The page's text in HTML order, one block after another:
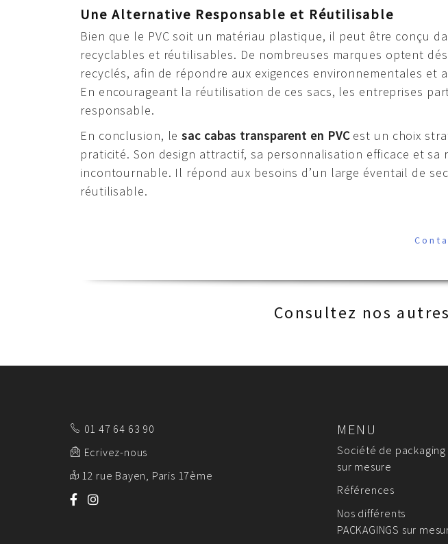
Une Alternative Responsable et Réutilisable
Bien que le PVC soit un matériau plastique, il peut être conçu
recyclables et réutilisables. De nombreuses marques optent
recyclés, afin de répondre aux exigences environnementales
En encourageant la réutilisation de ces sacs, les entreprises
responsable.
En conclusion, lesac cabas transparent en PVCest un choix
praticité. Son design attractif, sa personnalisation efficace et
incontournable. Il répond aux besoins d’un large éventail de
réutilisable.
Consultez nos
01 47 64 63 90
Ecrivez-nous
12 rue Bayen, Paris 17ème
MENU
Société de packaging
sur mesure
Références
Nos différents
PACKAGINGS sur